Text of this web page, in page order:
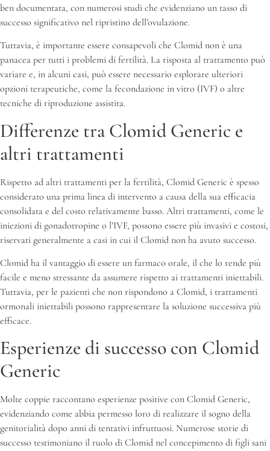
ben documentata, con numerosi studi che evidenziano un tasso di
successo significativo nel ripristino dell’ovulazione.
Tuttavia, è importante essere consapevoli che Clomid non è una
panacea per tutti i problemi di fertilità. La risposta al trattamento può
variare e, in alcuni casi, può essere necessario esplorare ulteriori
opzioni terapeutiche, come la fecondazione in vitro (IVF) o altre
tecniche di riproduzione assistita.
Differenze tra Clomid Generic e
altri trattamenti
Rispetto ad altri trattamenti per la fertilità, Clomid Generic è spesso
considerato una prima linea di intervento a causa della sua efficacia
consolidata e del costo relativamente basso. Altri trattamenti, come le
iniezioni di gonadotropine o l’IVF, possono essere più invasivi e costosi,
riservati generalmente a casi in cui il Clomid non ha avuto successo.
Clomid ha il vantaggio di essere un farmaco orale, il che lo rende più
facile e meno stressante da assumere rispetto ai trattamenti iniettabili.
Tuttavia, per le pazienti che non rispondono a Clomid, i trattamenti
ormonali iniettabili possono rappresentare la soluzione successiva più
efficace.
Esperienze di successo con Clomid
Generic
Molte coppie raccontano esperienze positive con Clomid Generic,
evidenziando come abbia permesso loro di realizzare il sogno della
genitorialità dopo anni di tentativi infruttuosi. Numerose storie di
successo testimoniano il ruolo di Clomid nel concepimento di figli sani